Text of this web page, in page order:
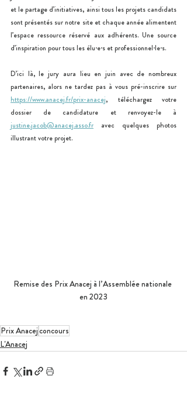
et le partage d’initiatives, ainsi tous les projets candidats
sont présentés sur notre site et chaque année alimentent
l’espace ressource réservé aux adhérents. Une source
d’inspiration pour tous les élu·e·s et professionnel·le·s.
D’ici là, le jury aura lieu en juin avec de nombreux
https://www.anacej.fr/prix-anacej, téléchargez votre
justine.jacob@anacej.asso.fr avec quelques photos
illustrant votre projet.
Remise des Prix Anacej à l’Assemblée nationale
en 2023
Prix Anacejconcours
L'Anacej